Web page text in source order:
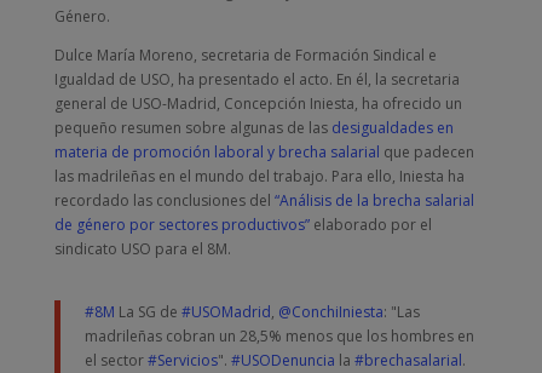
Género.
Dulce María Moreno, secretaria de Formación Sindical e
Igualdad de USO, ha presentado el acto. En él, la secretaria
general de USO-Madrid, Concepción Iniesta, ha ofrecido un
pequeño resumen sobre algunas de las desigualdades en
materia de promoción laboral y brecha salarial que padecen
las madrileñas en el mundo del trabajo. Para ello, Iniesta ha
recordado las conclusiones del “Análisis de la brecha salarial
de género por sectores productivos”elaborado por el
sindicato USO para el 8M.
#8M La SG de #USOMadrid, @ConchiIniesta: "Las
madrileñas cobran un 28,5% menos que los hombres en
el sector#Servicios". #USODenuncia la #brechasalarial.